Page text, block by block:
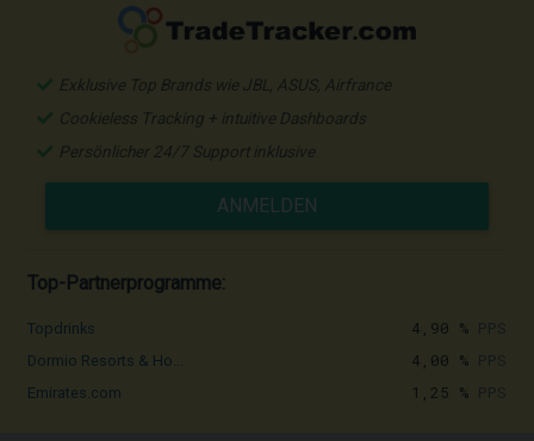
Exklusive Top Brands wie JBL, ASUS, Airfrance
Cookieless Tracking + intuitive Dashboards
Persönlicher 24/7 Support inklusive
ANMELDEN
Top-Partnerprogramme:
Topdrinks 4,90 %
Dormio Resorts & Ho... 4,00 %
Emirates.com 1,25 %